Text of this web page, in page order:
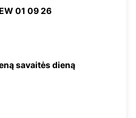
01 09 26
savaitės dieną